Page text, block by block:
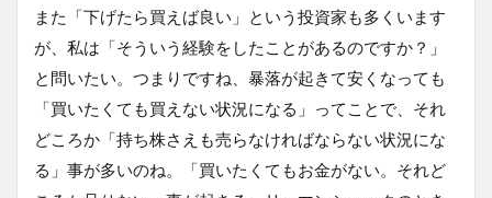
また「下げたら買えば良い」という投資家も多くいます
が、私は「そういう経験をしたことがあるのですか？」
と問いたい。つまりですね、暴落が起きて安くなっても
「買いたくても買えない状況になる」ってことで、それ
どころか「持ち株さえも売らなければならない状況にな
る」事が多いのね。「買いたくてもお金がない。それど